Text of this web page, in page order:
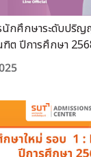
นักศึกษาระดับปริ
ต ปีการศึกษา